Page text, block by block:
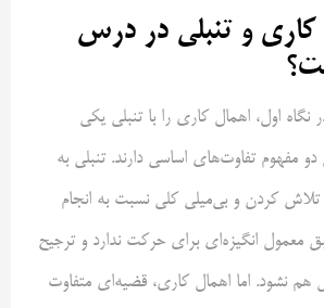
کاری و تنبلی در درس
نگاه اول، اهمال کاری را با تنبلی یکی
دو مفهوم تفاوت‌های اساسی دارند. تنبلی به
تلاش کردن و بی‌میلی کلی نسبت به انجام
معمول انگیزه‌ای برای حرکت ندارد و ترجیح
نشود. اما اهمال کاری، قضیه‌ای متفاوت